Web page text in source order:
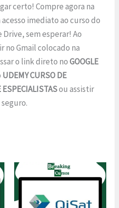
certo! Compre agora na
imediato ao curso do
sem esperar! Ao
no Gmail colocado na
o link direto noGOOGLE
UDEMY CURSO DE
ou assistir